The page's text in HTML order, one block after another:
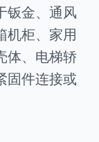
钣金、通风
机柜、家用
体、电梯轿
固件连接或